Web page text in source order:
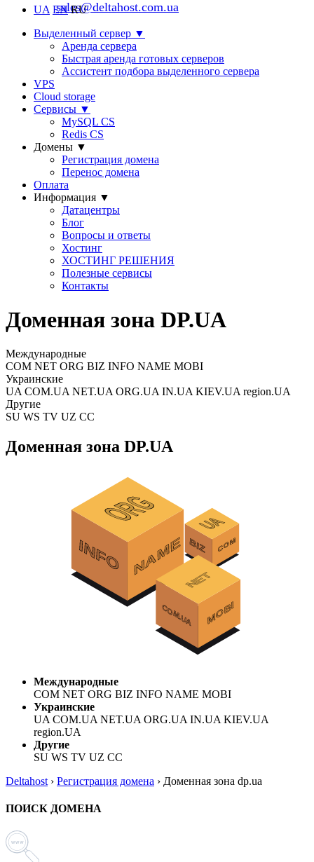
sales@deltahost.com.ua
UA EN RU
Выделенный сервер ▼
Аренда сервера
Быстрая аренда готовых серверов
Ассистент подбора выделенного сервера
VPS
Cloud storage
Сервисы ▼
MySQL CS
Redis CS
Домены ▼
Регистрация домена
Перенос домена
Оплата
Информация ▼
Датацентры
Блог
Вопросы и ответы
Хостинг
ХОСТИНГ РЕШЕНИЯ
Полезные сервисы
Контакты
Доменная зона DP.UA
Международные
COM NET ORG BIZ INFO NAME MOBI
Украинские
UA COM.UA NET.UA ORG.UA IN.UA KIEV.UA region.UA
Другие
SU WS TV UZ CC
Доменная зона DP.UA
Международные
COM NET ORG BIZ INFO NAME MOBI
Украинские
UA COM.UA NET.UA ORG.UA IN.UA KIEV.UA
region.UA
Другие
SU WS TV UZ CC
Deltahost › Регистрация домена › Доменная зона dp.ua
ПОИСК ДОМЕНА